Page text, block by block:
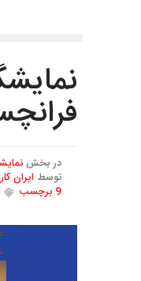
در بخش
توسط ایران
9 برچسب